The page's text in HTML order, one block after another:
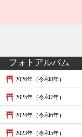
フォトアルバム
2026年（令和8年）
2025年（令和7年）
2024年（令和6年）
2023年（令和5年）